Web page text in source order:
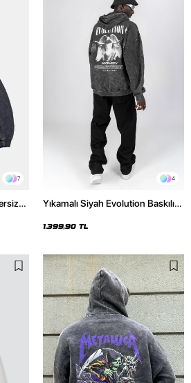
7 4
Yıkamalı Siyah Evolution Baskılı
Hoodie
1.399,90 TL